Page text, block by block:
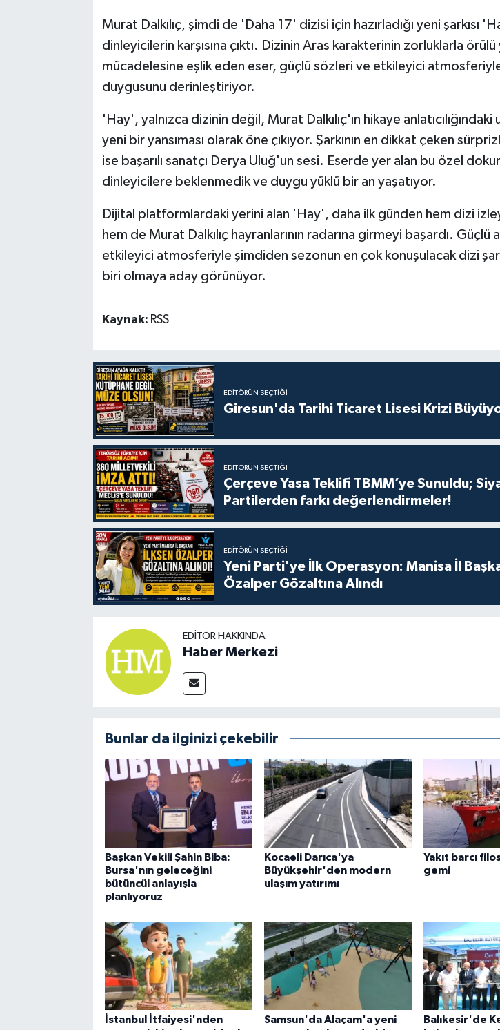
Murat Dalkılıç, şimdi de 'Daha 17' dizisi için hazırladığı yeni şarkısı
dinleyicilerin karşısına çıktı. Dizinin Aras karakterinin zorluklarla örülü
mücadelesine eşlik eden eser, güçlü sözleri ve etkileyici
duygusunu derinleştiriyor.
'Hay', yalnızca dizinin değil, Murat Dalkılıç'ın hikaye anlatıcılığındaki
yeni bir yansıması olarak öne çıkıyor. Şarkının en dikkat çeken
ise başarılı sanatçı Derya Uluğ'un sesi. Eserde yer alan bu özel
dinleyicilere beklenmedik ve duygu yüklü bir an yaşatıyor.
Dijital platformlardaki yerini alan 'Hay', daha ilk günden hem dizi
hem de Murat Dalkılıç hayranlarının radarına girmeyi başardı. Güçlü
etkileyici atmosferiyle şimdiden sezonun en çok konuşulacak dizi
biri olmaya aday görünüyor.
Kaynak: RSS
EDITÖRÜN SEÇTIĞI
Giresun'da Tarihi Ticaret Lisesi Krizi
EDITÖRÜN SEÇTIĞI
Çerçeve Yasa Teklifi TBMM’ye Sunuldu;
Partilerden farkı değerlendirmeler!
EDITÖRÜN SEÇTIĞI
Yeni Parti'ye İlk Operasyon: Manisa İl
Özalper Gözaltına Alındı
EDITÖR HAKKINDA
Haber Merkezi
Bunlar da ilginizi çekebilir
Başkan Vekili Şahin Biba:
Bursa'nın geleceğini
bütüncül anlayışla
planlıyoruz
Kocaeli Darıca'ya
Büyükşehir'den modern
ulaşım yatırımı
Yakıt barcı
gemi
İstanbul İtfaiyesi'nden
Samsun'da Alaçam'a yeni
Balıkesir'de